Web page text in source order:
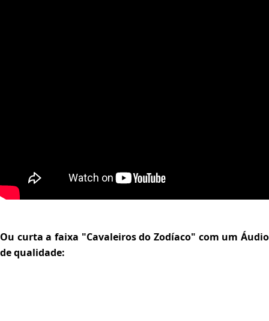
Ou curta a faixa "Cavaleiros do Zodíaco" com um Áudio
de qualidade: